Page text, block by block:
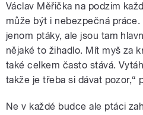
Václav Měřička na podzim
může být i nebezpečná
jenom ptáky, ale jsou tam
nějaké to žihadlo. Mít myš za
také celkem často stává.
takže je třeba si dávat pozor,“
Ne v každé budce ale ptáci